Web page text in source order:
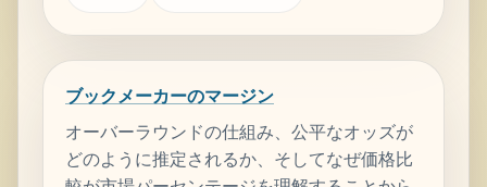
ブックメーカーのマージン
オーバーラウンドの仕組み、公平なオッズが
どのように推定されるか、そしてなぜ価格比